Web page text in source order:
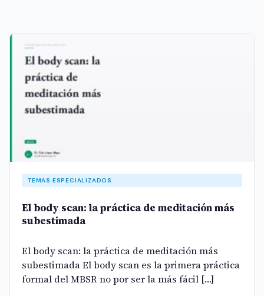
TEMAS ESPECIALIZADOS
El body scan: la práctica de meditación más
subestimada
El body scan: la práctica de meditación más
subestimada El body scan es la primera práctica
formal del MBSR no por ser la más fácil […]